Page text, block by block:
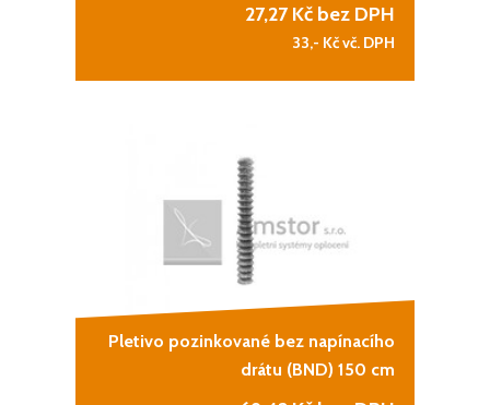
27,27 Kč bez DPH
33,- Kč vč. DPH
Pletivo pozinkované bez napínacího
drátu (BND) 150 cm